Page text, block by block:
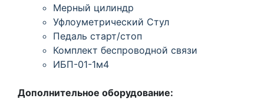
Мерный цилиндр
Уфлоуметрический Стул
Педаль старт/стоп
Комплект беспроводной связи
ИБП-01-1м4
Дополнительное оборудование: